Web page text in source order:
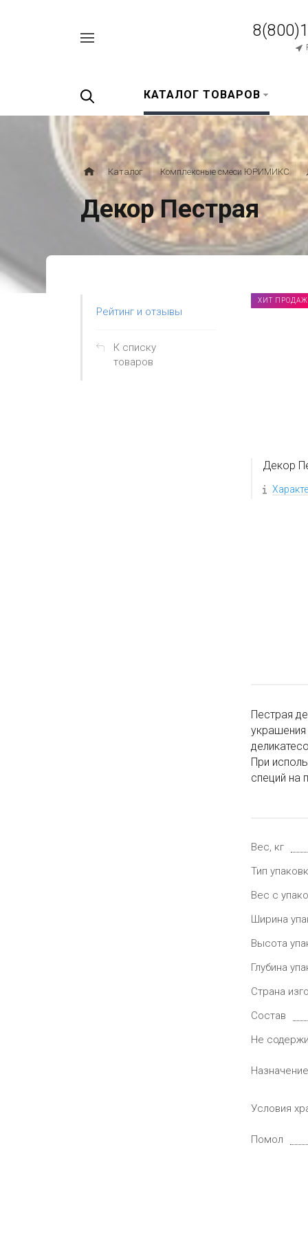
КАТАЛОГ ТОВАРОВ
Каталог Комплексные смеси ЮРИМИКС
Декор Пестрая
Рейтинг и отзывы
К списку
товаров
ХИТ ПРОДАЖ
Декор
Пестрая
При
специй на
Вес, кг
Тип
Вес с
Ширина
Высота
Глубина
Страна
Состав
Не
Назначение
Условия
Помол